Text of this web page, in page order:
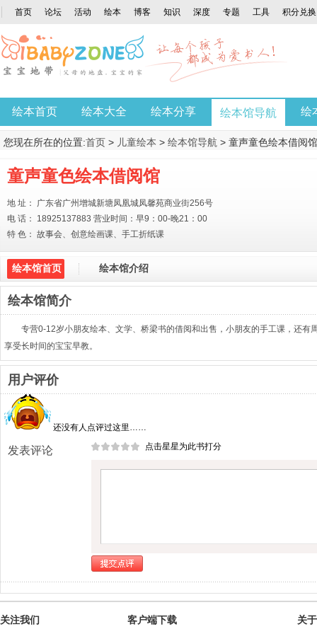
首页 论坛 活动 绘本 博客 知识 深度 专题 工具 积分兑换
绘本首页 绘本大全 绘本分享 绘本馆导航 绘
您现在所在的位置:首页 > 儿童绘本 > 绘本馆导航 > 童声童色绘本借阅馆
童声童色绘本借阅馆
地 址： 广东省广州增城新塘凤凰城凤馨苑商业街256号
电 话： 18925137883 营业时间：早9：00-晚21：00
特 色： 故事会、创意绘画课、手工折纸课
绘本馆首页 绘本馆介绍
绘本馆简介
专营0-12岁小朋友绘本、文学、桥梁书的借阅和出售，小朋友的手工课，还有
享受长时间的宝宝早教。
用户评价
还没有人点评过这里……
发表评论 点击星星为此书打分
关注我们 客户端下载 关